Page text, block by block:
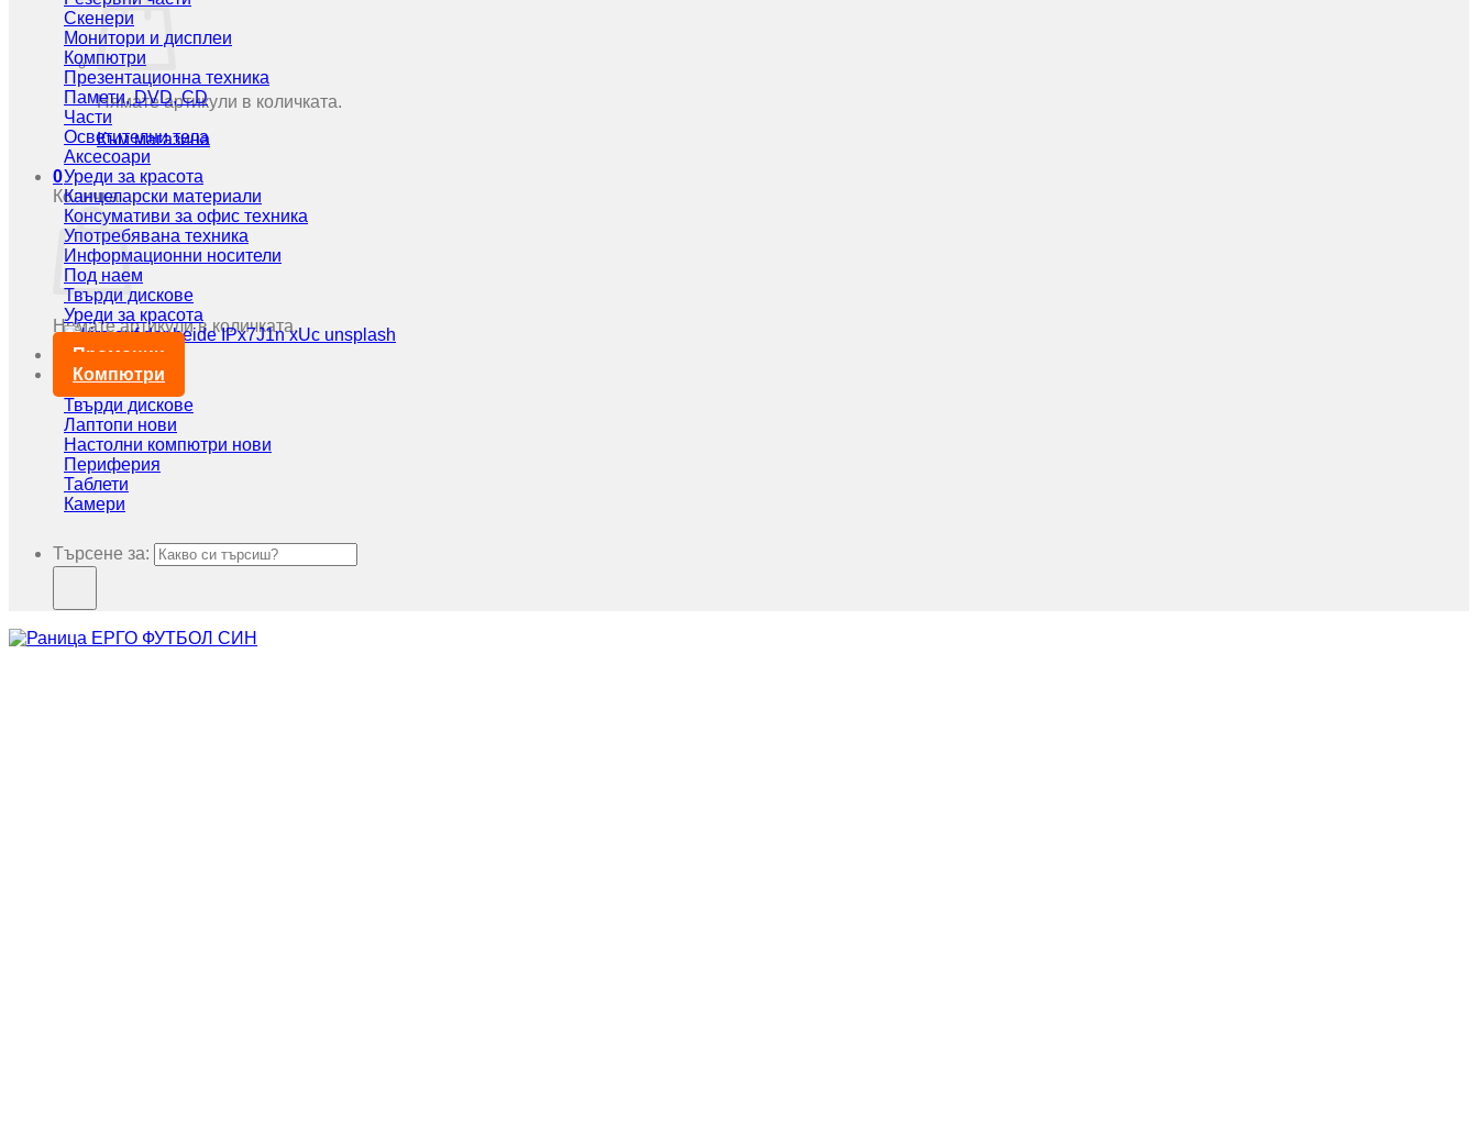
Нямате артикули в количката.
Към магазина
0
Количка
Нямате артикули в количката.
Към магазина
Скенери
Монитори и дисплеи
Компютри
Презентационна техника
Памети, DVD, CD
Части
Осветителни тела
Аксесоари
Уреди за красота
Канцеларски материали
Консумативи за офис техника
Употребявана техника
Информационни носители
Под наем
Твърди дискове
Уреди за красота
Промоции
Компютри
Твърди дискове
Лаптопи нови
Настолни компютри нови
Периферия
Таблети
Камери
Търсене за: